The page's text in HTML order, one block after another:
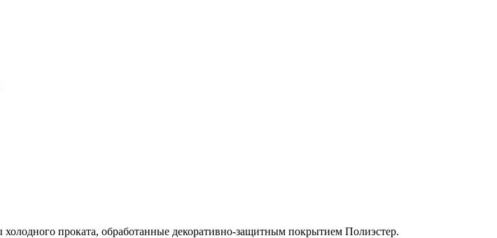
проката, обработанные декоративно-защитным покрытием Полиэстер.